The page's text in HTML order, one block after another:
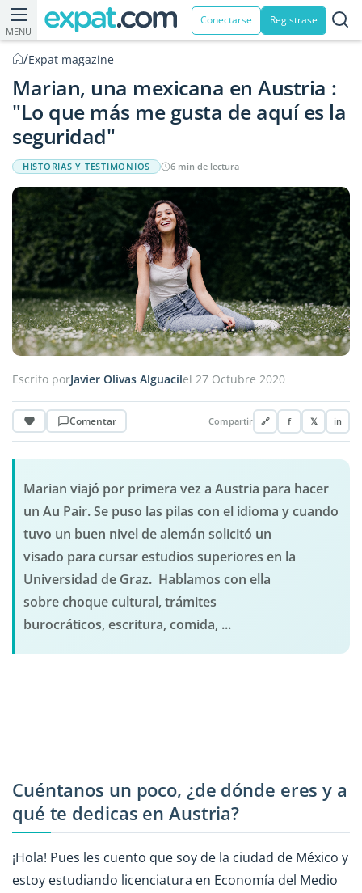
MENU
Conectarse Registrase
/Expat magazine
Marian, una mexicana en Austria :
"Lo que más me gusta de aquí es la
seguridad"
HISTORIAS Y TESTIMONIOS 6 min de lectura
Escrito porJavier Olivas Alguacilel 27 Octubre 2020
Comentar Compartir 🔗 f 𝕏 in
Marian viajó por primera vez a Austria para hacer
un Au Pair. Se puso las pilas con el idioma y cuando
tuvo un buen nivel de alemán solicitó un
visado para cursar estudios superiores en la
Universidad de Graz. Hablamos con ella
sobre choque cultural, trámites
burocráticos, escritura, comida, ...
Cuéntanos un poco, ¿de dónde eres y a
qué te dedicas en Austria?
¡Hola! Pues les cuento que soy de la ciudad de México y
estoy estudiando licenciatura en Economía del Medio